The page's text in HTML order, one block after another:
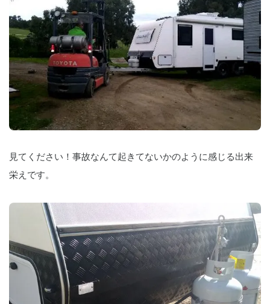
見てください！事故なんて起きてないかのように感じる出来
栄えです。